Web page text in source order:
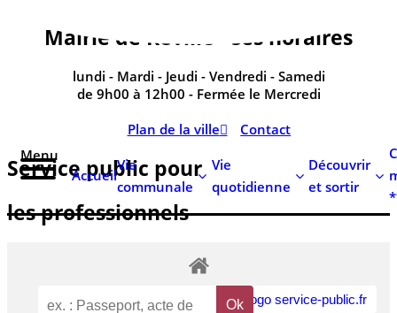
Mairie de Réville - ses horaires
lundi - Mardi - Jeudi - Vendredi - Samedi
de 9h00 à 12h00 - Fermée le Mercredi
Plan de la ville
Contact
Menu
Accueil
Vie
communale
Vie
quotidienne
Découvrir
et sortir
Service public pour
les professionnels